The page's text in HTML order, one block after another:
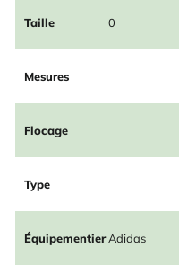
Taille 0
Mesures
Flocage
Type
ÉquipementierAdidas